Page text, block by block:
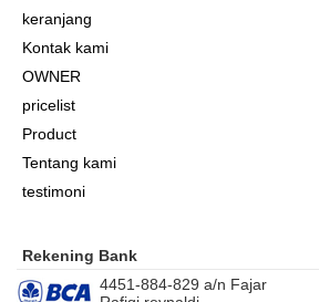
keranjang
Kontak kami
OWNER
pricelist
Product
Tentang kami
testimoni
Rekening Bank
4451-884-829 a/n Fajar